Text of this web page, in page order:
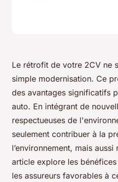
Le rétrofit de votre 2CV ne
simple modernisation. Ce
des avantages significatifs
auto. En intégrant de
respectueuses de
seulement contribuer à la
l’environnement, mais
article explore les
les assureurs favorables à